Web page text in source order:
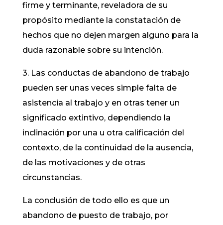
firme y terminante, reveladora de su
propósito mediante la constatación de
hechos que no dejen margen alguno para la
duda razonable sobre su intención.
3. Las conductas de abandono de trabajo
pueden ser unas veces simple falta de
asistencia al trabajo y en otras tener un
significado extintivo, dependiendo la
inclinación por una u otra calificación del
contexto, de la continuidad de la ausencia,
de las motivaciones y de otras
circunstancias.
La conclusión de todo ello es que un
abandono de puesto de trabajo, por